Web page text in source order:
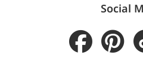
Social